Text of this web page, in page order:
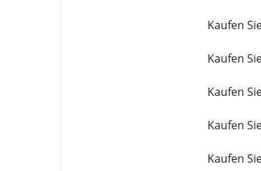
Kaufen
Kaufen
Kaufen
Kaufen
Kaufen